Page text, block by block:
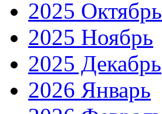
2025 Октябрь
2025 Ноябрь
2025 Декабрь
2026 Январь